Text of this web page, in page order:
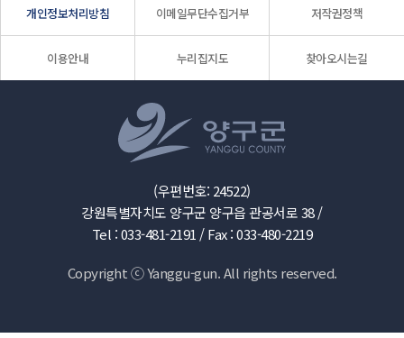
개인정보처리방침 이메일무단수집거부 저작권정책
이용안내 누리집지도 찾아오시는길
(우편번호: 24522)
강원특별자치도 양구군 양구읍 관공서로 38 /
Tel : 033-481-2191 /Fax : 033-480-2219
Copyright ⓒ Yanggu-gun. All rights reserved.